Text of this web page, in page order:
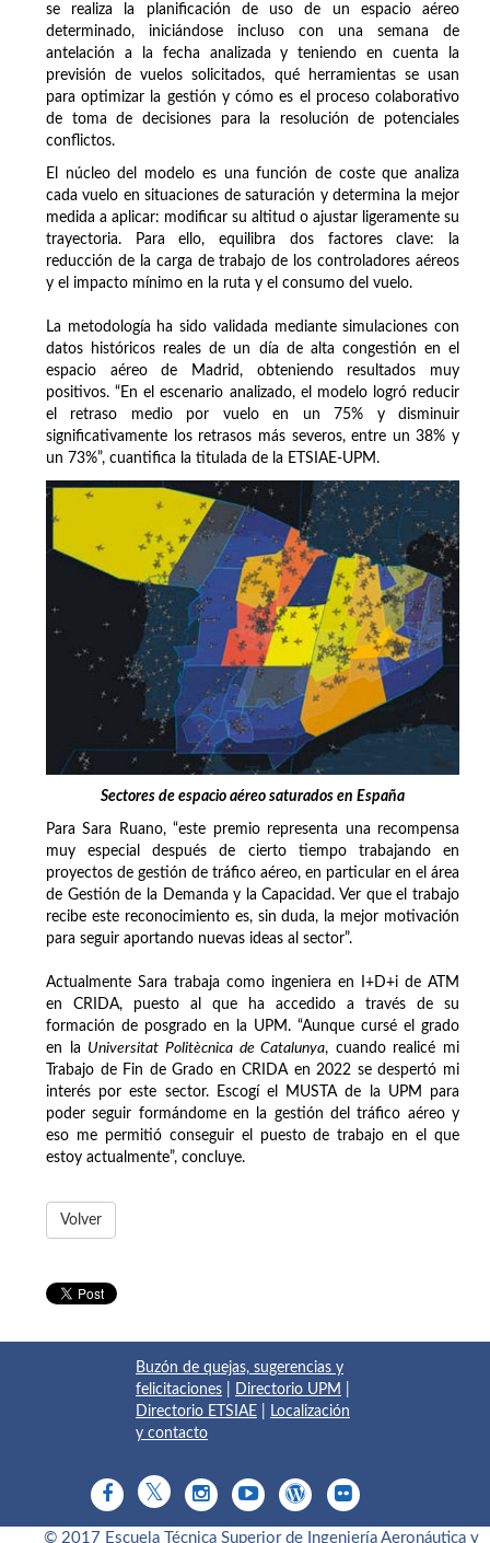
se realiza la planificación de uso de un espacio aéreo
determinado, iniciándose incluso con una semana de
antelación a la fecha analizada y teniendo en cuenta la
previsión de vuelos solicitados, qué herramientas se usan
para optimizar la gestión y cómo es el proceso colaborativo
de toma de decisiones para la resolución de potenciales
conflictos.
El núcleo del modelo es una función de coste que analiza
cada vuelo en situaciones de saturación y determina la mejor
medida a aplicar: modificar su altitud o ajustar ligeramente su
trayectoria. Para ello, equilibra dos factores clave: la
reducción de la carga de trabajo de los controladores aéreos
y el impacto mínimo en la ruta y el consumo del vuelo.
La metodología ha sido validada mediante simulaciones con
datos históricos reales de un día de alta congestión en el
espacio aéreo de Madrid, obteniendo resultados muy
positivos. “En el escenario analizado, el modelo logró reducir
el retraso medio por vuelo en un 75% y disminuir
significativamente los retrasos más severos, entre un 38% y
un 73%”, cuantifica la titulada de la ETSIAE-UPM.
Sectores de espacio aéreo saturados en España
Para Sara Ruano, “este premio representa una recompensa
muy especial después de cierto tiempo trabajando en
proyectos de gestión de tráfico aéreo, en particular en el área
de Gestión de la Demanda y la Capacidad. Ver que el trabajo
recibe este reconocimiento es, sin duda, la mejor motivación
para seguir aportando nuevas ideas al sector”.
Actualmente Sara trabaja como ingeniera en I+D+i de ATM
en CRIDA, puesto al que ha accedido a través de su
formación de posgrado en la UPM. “Aunque cursé el grado
en la Universitat Politècnica de Catalunya, cuando realicé mi
Trabajo de Fin de Grado en CRIDA en 2022 se despertó mi
interés por este sector. Escogí el MUSTA de la UPM para
poder seguir formándome en la gestión del tráfico aéreo y
eso me permitió conseguir el puesto de trabajo en el que
estoy actualmente”, concluye.
Volver
Buzón de quejas, sugerencias y
felicitaciones
Directorio UPM
Directorio ETSIAE
Localización
y contacto
© 2017 Escuela Técnica Superior de Ingeniería Aeronáutica y